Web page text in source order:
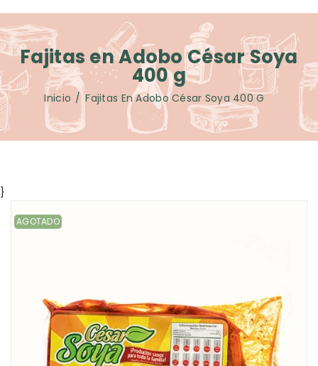
Fajitas en Adobo César Soya
400 g
Inicio Fajitas En Adobo César Soya 400 G
AGOTADO
}